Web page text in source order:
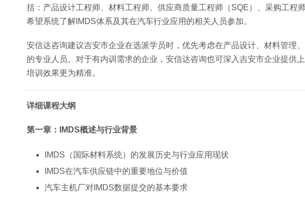
括：产品设计工程师、材料工程师、供应商质量工程师（SQE）、采购工程
希望系统了解IMDS体系及其在汽车行业应用的相关人员参加。
安信达咨询建议吉安市企业在选派学员时，优先考虑在产品设计、材料管理
的专业人员。对于有内训需求的企业，安信达咨询也可深入吉安市企业提供
培训效果更为精准。
详细课程大纲
第一章：IMDS概述与行业背景
IMDS（国际材料系统）的发展历史与行业应用现状
IMDS在汽车供应链中的重要地位与价值
汽车主机厂对IMDS数据提交的基本要求